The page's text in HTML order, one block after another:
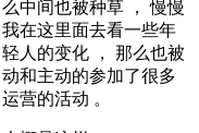
么中间也被种草 ， 慢慢
我在这里面去看一些年
轻人的变化 ， 那么也被
动和主动的参加了很多
运营的活动 。